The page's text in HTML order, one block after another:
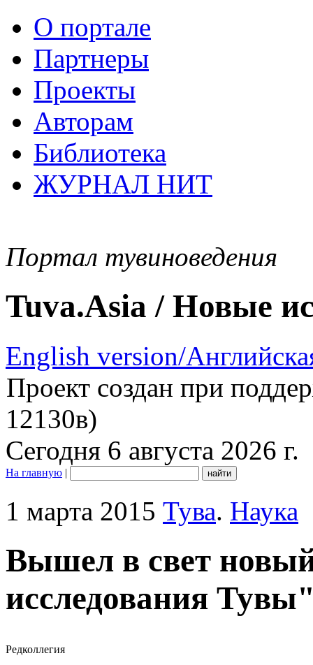
О портале
Партнеры
Проекты
Авторам
Библиотека
ЖУРНАЛ НИТ
Портал тувиноведения
Tuva.Asia / Новые
English version/
Проект создан при
12130в)
Сегодня 6 августа 2026 г.
На главную |
1 марта 2015 Тува. Наука
Вышел в свет
исследования
Редколлегия